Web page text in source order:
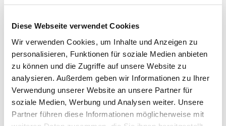
Diese Webseite verwendet Cookies
Wir verwenden Cookies, um Inhalte und Anzeigen zu
personalisieren, Funktionen für soziale Medien anbieten
zu können und die Zugriffe auf unsere Website zu
analysieren. Außerdem geben wir Informationen zu Ihrer
Verwendung unserer Website an unsere Partner für
soziale Medien, Werbung und Analysen weiter. Unsere
Partner führen diese Informationen möglicherweise mit
941
Information about the local group
Contact:
Timo Fichtl
Moselstr. 2B
63452 Hanau
Training ground: